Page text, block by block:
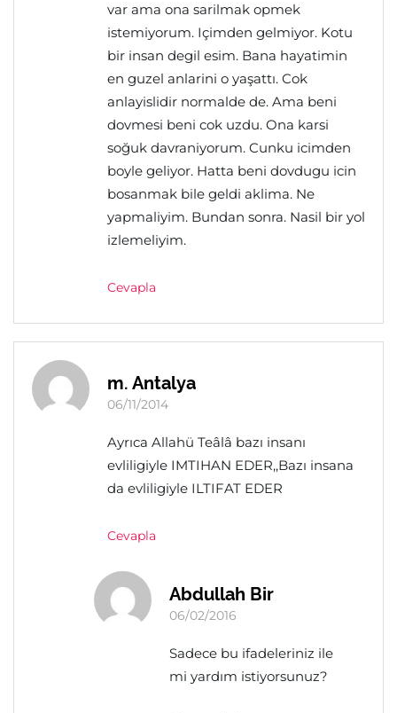
var ama ona sarilmak opmek
istemiyorum. Içimden gelmiyor. Kotu
bir insan degil esim. Bana hayatimin
en guzel anlarini o yaşattı. Cok
anlayislidir normalde de. Ama beni
dovmesi beni cok uzdu. Ona karsi
soğuk davraniyorum. Cunku icimden
boyle geliyor. Hatta beni dovdugu icin
bosanmak bile geldi aklima. Ne
yapmaliyim. Bundan sonra. Nasil bir yol
izlemeliyim.
Cevapla
m. Antalya
06/11/2014
Ayrıca Allahü Teâlâ bazı insanı
evliligiyle IMTIHAN EDER,,Bazı insana
da evliligiyle ILTIFAT EDER
Cevapla
Abdullah Bir
06/02/2016
Sadece bu ifadeleriniz ile
mi yardım istiyorsunuz?